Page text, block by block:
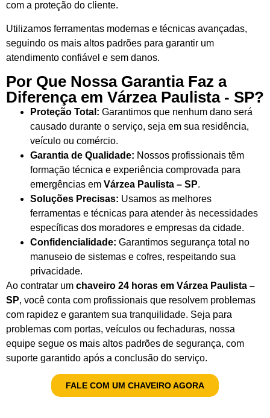
com a proteção do cliente.
Utilizamos ferramentas modernas e técnicas avançadas,
seguindo os mais altos padrões para garantir um
atendimento confiável e sem danos.
Por Que Nossa Garantia Faz a
Diferença em Várzea Paulista - SP?
Proteção Total: Garantimos que nenhum dano será
causado durante o serviço, seja em sua residência,
veículo ou comércio.
Garantia de Qualidade: Nossos profissionais têm
formação técnica e experiência comprovada para
emergências em Várzea Paulista – SP.
Soluções Precisas: Usamos as melhores
ferramentas e técnicas para atender às necessidades
específicas dos moradores e empresas da cidade.
Confidencialidade: Garantimos segurança total no
manuseio de sistemas e cofres, respeitando sua
privacidade.
Ao contratar um chaveiro 24 horas em Várzea Paulista –
SP, você conta com profissionais que resolvem problemas
com rapidez e garantem sua tranquilidade. Seja para
problemas com portas, veículos ou fechaduras, nossa
equipe segue os mais altos padrões de segurança, com
suporte garantido após a conclusão do serviço.
FALE COM UM CHAVEIRO AGORA